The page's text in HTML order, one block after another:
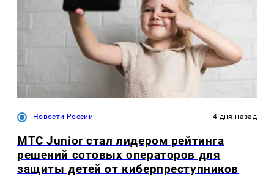
Новости России 4 дня назад
МТС Junior стал лидером рейтинга
решений сотовых операторов для
защиты детей от киберпреступников